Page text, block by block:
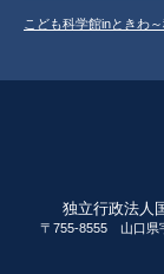
こども科学館inときわ
独立行政法人
〒755-8555 山口県